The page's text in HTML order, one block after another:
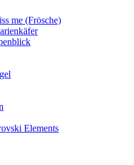
me (Frösche)
Elements